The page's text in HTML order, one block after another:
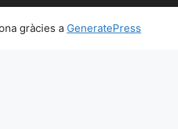
gràcies a GeneratePress